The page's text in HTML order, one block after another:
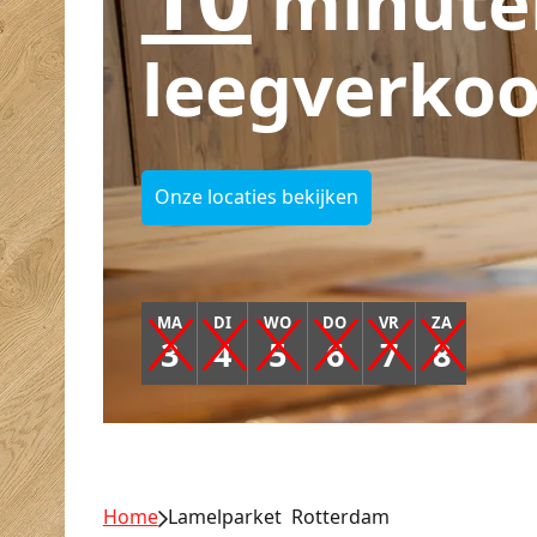
Onze locaties bekijken
MA
3
DI
4
WO
5
DO
6
VR
7
ZA
8
Home Lamelparket Rotterdam